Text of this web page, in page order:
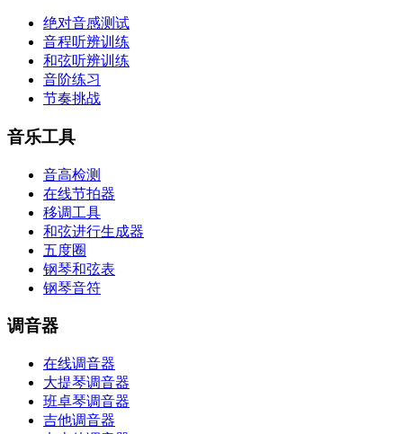
绝对音感测试
音程听辨训练
和弦听辨训练
音阶练习
节奏挑战
音乐工具
音高检测
在线节拍器
移调工具
和弦进行生成器
五度圈
钢琴和弦表
钢琴音符
调音器
在线调音器
大提琴调音器
班卓琴调音器
吉他调音器